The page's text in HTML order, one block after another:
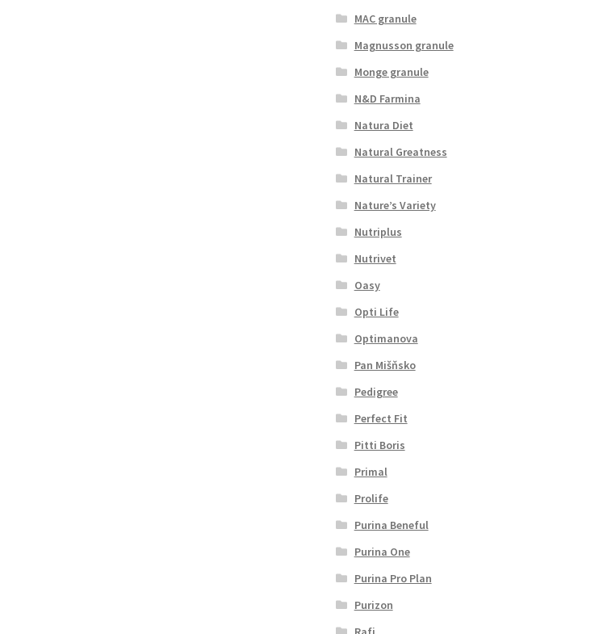
MAC granule
Magnusson granule
Monge granule
N&D Farmina
Natura Diet
Natural Greatness
Natural Trainer
Nature’s Variety
Nutriplus
Nutrivet
Oasy
Opti Life
Optimanova
Pan Mišňsko
Pedigree
Perfect Fit
Pitti Boris
Primal
Prolife
Purina Beneful
Purina One
Purina Pro Plan
Purizon